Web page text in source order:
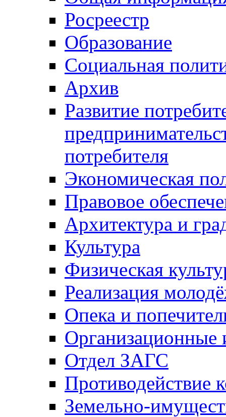
Росреестр
Образование
Социальная
Архив
Развитие
потребителя
Экономическая
Правовое
Архитектура и
Культура
Физическая
Реализация
Опека и
Отдел ЗАГС
Противодействие
Земельно-